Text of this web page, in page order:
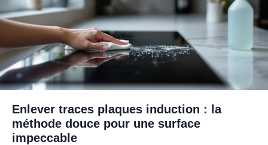
Enlever traces plaques induction : la
méthode douce pour une surface
impeccable